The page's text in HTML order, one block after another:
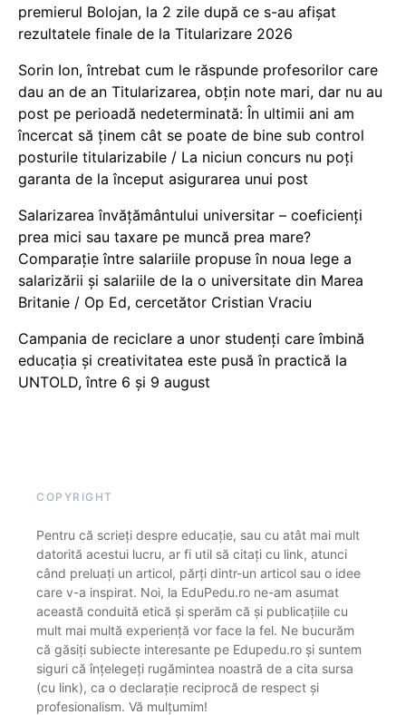
premierul Bolojan, la 2 zile după ce s-au afișat
rezultatele finale de la Titularizare 2026
Sorin Ion, întrebat cum le răspunde profesorilor care
dau an de an Titularizarea, obțin note mari, dar nu au
post pe perioadă nedeterminată: În ultimii ani am
încercat să ținem cât se poate de bine sub control
posturile titularizabile / La niciun concurs nu poți
garanta de la început asigurarea unui post
Salarizarea învățământului universitar – coeficienți
prea mici sau taxare pe muncă prea mare?
Comparație între salariile propuse în noua lege a
salarizării și salariile de la o universitate din Marea
Britanie / Op Ed, cercetător Cristian Vraciu
Campania de reciclare a unor studenți care îmbină
educația și creativitatea este pusă în practică la
UNTOLD, între 6 și 9 august
COPYRIGHT
Pentru că scrieți despre educație, sau cu atât mai mult
datorită acestui lucru, ar fi util să citați cu link, atunci
când preluați un articol, părți dintr-un articol sau o idee
care v-a inspirat. Noi, la EduPedu.ro ne-am asumat
această conduită etică și sperăm că și publicațiile cu
mult mai multă experiență vor face la fel. Ne bucurăm
că găsiți subiecte interesante pe Edupedu.ro și suntem
siguri că înțelegeți rugămintea noastră de a cita sursa
(cu link), ca o declarație reciprocă de respect și
profesionalism. Vă mulțumim!